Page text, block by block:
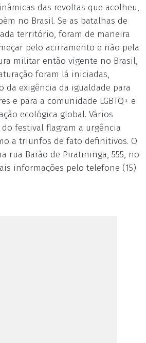
das revoltas que acolheu,
no Brasil. Se as batalhas de
território, foram de maneira
pelo acirramento e não pela
militar então vigente no Brasil,
foram lá iniciadas,
da exigência da igualdade para
e para a comunidade LGBTQ+ e
ecológica global. Vários
festival flagram a urgência
a triunfos de fato definitivos. O
rua Barão de Piratininga, 555, no
informações pelo telefone (15)